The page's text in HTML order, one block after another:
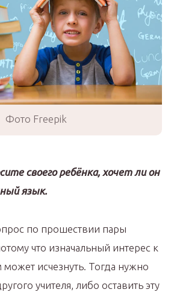
Фото Freepik
своего ребёнка, хочет ли он
язык.
по прошествии пары
что изначальный интерес к
исчезнуть. Тогда нужно
учителя, либо оставить эту